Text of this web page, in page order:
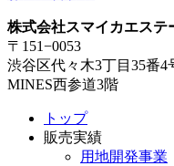
株式会社スマイカエステ
〒151−0053
渋谷区代々木3丁目35番4
MINES西参道3階
トップ
販売実績
用地開発事業